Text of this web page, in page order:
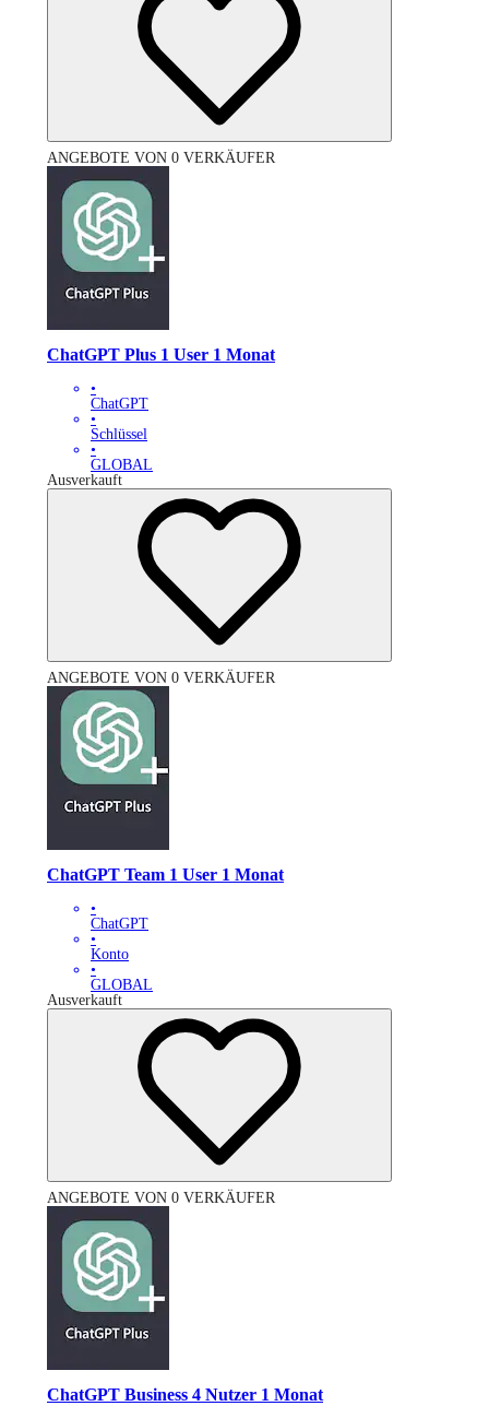
ANGEBOTE VON 0 VERKÄUFER
ChatGPT Plus 1 User 1 Monat
•
ChatGPT
•
Schlüssel
•
GLOBAL
Ausverkauft
ANGEBOTE VON 0 VERKÄUFER
ChatGPT Team 1 User 1 Monat
•
ChatGPT
•
Konto
•
GLOBAL
Ausverkauft
ANGEBOTE VON 0 VERKÄUFER
ChatGPT Business 4 Nutzer 1 Monat